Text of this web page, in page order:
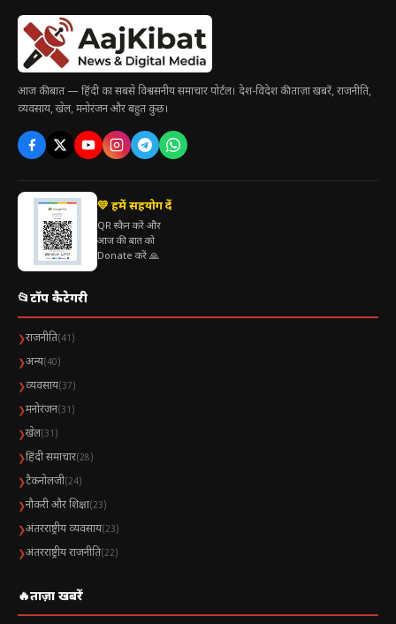
आज की बात — हिंदी का सबसे विश्वसनीय समाचार पोर्टल। देश-विदेश की ताज़ा खबरें, राजनीति,
व्यवसाय, खेल, मनोरंजन और बहुत कुछ।
💛 हमें सहयोग दें
QR स्कैन करें और
आज की बात को
Donate करें 🙏
📂टॉप कैटेगरी
❯राजनीति(41)
❯अन्य(40)
❯व्यवसाय(37)
❯मनोरंजन(31)
❯खेल(31)
❯हिंदी समाचार(28)
❯टैकनोलजी(24)
❯नौकरी और शिक्षा(23)
❯अंतरराष्ट्रीय व्यवसाय(23)
❯अंतरराष्ट्रीय राजनीति(22)
🔥ताज़ा खबरें